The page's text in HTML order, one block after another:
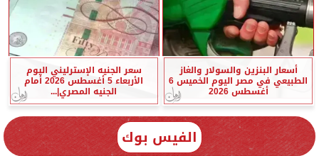
أسعار البنزين والسولار والغاز
الطبيعي في مصر اليوم الخميس 6
أغسطس 2026
سعر الجنيه الإسترليني اليوم
الأربعاء 5 أغسطس 2026 أمام
الجنيه المصري|...
الفيس بوك